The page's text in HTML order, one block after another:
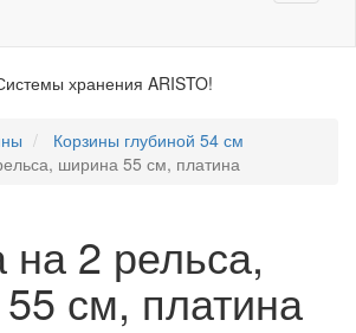
хранения ARISTO!
Корзины глубиной 54 см
ширина 55 см, платина
на 2 рельса,
см, платина